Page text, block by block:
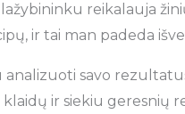
reikalauja
ir tai man padeda
analizuoti savo
klaidų ir siekiu geresnių